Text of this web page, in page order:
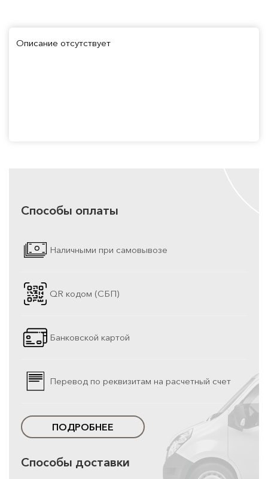
Описание отсутствует
Способы оплаты
Наличными при самовывозе
QR кодом (СБП)
Банковской картой
Перевод по реквизитам на расчетный счет
ПОДРОБНЕЕ
Способы доставки